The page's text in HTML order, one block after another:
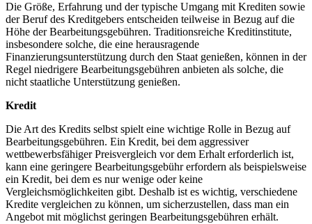
Die Größe, Erfahrung und der typische Umgang​ mit Krediten sowie
der Beruf des Kreditgebers ​entscheiden teilweise in Bezug auf die
Höhe der⁣ Bearbeitungsgebühren. Traditionsreiche⁣ Kreditinstitute,​
insbesondere solche, die eine herausragende
⁣Finanzierungsunterstützung durch ⁢den⁣ Staat genießen, können in der
Regel niedrigere Bearbeitungsgebühren anbieten als solche, die
nicht⁤ staatliche Unterstützung ⁣genießen.
Kredit
Die​ Art ⁣des​ Kredits selbst spielt eine wichtige Rolle in ⁢Bezug ⁣auf
Bearbeitungsgebühren. Ein⁤ Kredit, bei‍ dem aggressiver
wettbewerbsfähiger Preisvergleich vor dem⁢ Erhalt erforderlich ist,
kann eine ⁤geringere ‍Bearbeitungsgebühr erfordern als beispielsweise
⁣ein‍ Kredit, bei dem‍ es nur wenige ⁤oder keine
Vergleichsmöglichkeiten ⁣gibt. Deshalb ‌ist es wichtig, verschiedene
Kredite vergleichen ⁢zu können, um‌ sicherzustellen, dass ⁢man ein
Angebot mit möglichst ⁣geringen‌ Bearbeitungsgebühren ‌erhält.